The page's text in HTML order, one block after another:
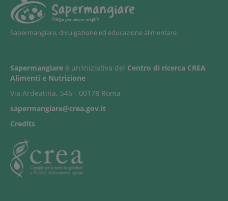
Sapermangiare, divulgazione ed educazione alimentare.
Sapermangiare è un'iniziativa del Centro di ricerca CREA
Alimenti e Nutrizione
Via Ardeatina, 546 - 00178 Roma
sapermangiare@crea.gov.it
Credits